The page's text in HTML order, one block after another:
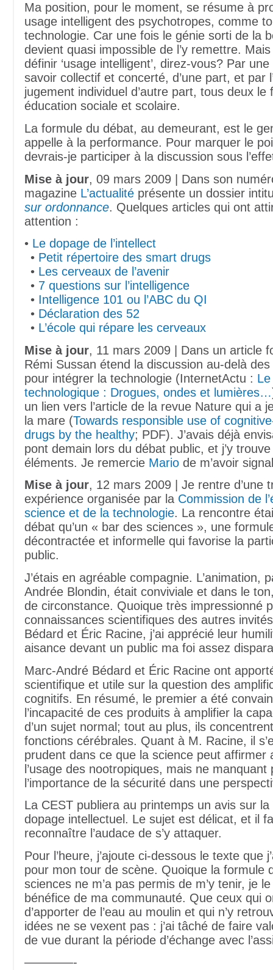
Ma position, pour le moment, se résume à
usage intelligent des psychotropes, comme
technologie. Car une fois le génie sorti de la
devient quasi impossible de l’y remettre.
définir ‘usage intelligent’, direz-vous? Par une
savoir collectif et concerté, d’une part, et par
jugement individuel d’autre part, tous deux le
éducation sociale et scolaire.
La formule du débat, au demeurant, est le
appelle à la performance. Pour marquer le
devrais-je participer à la discussion sous
Mise à jour, 09 mars 2009 | Dans son
magazine L’actualité présente un dossier
sur ordonnance. Quelques articles qui ont
attention :
• Le dopage de l’intellect
• Petit répertoire des smart drugs
• Les cerveaux de l’avenir
• 7 questions sur l’intelligence
• Intelligence 101 ou l’ABC du QI
• Déclaration des 52
• L’école qui répare les cerveaux
Mise à jour, 11 mars 2009 | Dans un article
Rémi Sussan étend la discussion au-delà
pour intégrer la technologie (InternetActu :
technologique : Drogues, ondes et lumières…
un lien vers l’article de la revue Nature qui a
la mare (Towards responsible use of
drugs by the healthy; PDF). J’avais déjà
pont demain lors du débat public, et j’y
éléments. Je remercie Mario de m’avoir
Mise à jour, 12 mars 2009 | Je rentre d’une
expérience organisée par la Commission de
science et de la technologie. La rencontre
débat qu’un « bar des sciences », une
décontractée et informelle qui favorise la
public.
J’étais en agréable compagnie. L’animation,
Andrée Blondin, était conviviale et dans le
de circonstance. Quoique très impressionné
connaissances scientifiques des autres
Bédard et Éric Racine, j’ai apprécié leur
aisance devant un public ma foi assez
Marc-André Bédard et Éric Racine ont
scientifique et utile sur la question des
cognitifs. En résumé, le premier a été
l’incapacité de ces produits à amplifier la
d’un sujet normal; tout au plus, ils
fonctions cérébrales. Quant à M. Racine, il
prudent dans ce que la science peut affirmer
l’usage des nootropiques, mais ne manquant
l’importance de la sécurité dans une
La CEST publiera au printemps un avis sur
dopage intellectuel. Le sujet est délicat, et il
reconnaître l’audace de s’y attaquer.
Pour l’heure, j’ajoute ci-dessous le texte que
pour mon tour de scène. Quoique la formule
sciences ne m’a pas permis de m’y tenir, je
bénéfice de ma communauté. Que ceux qui
d’apporter de l’eau au moulin et qui n’y
idées ne se vexent pas : j’ai tâché de faire
de vue durant la période d’échange avec
————-